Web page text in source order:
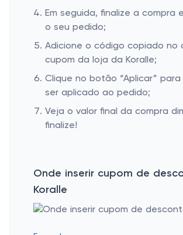
Em seguida, finalize a compra
o seu pedido;
Adicione o código copiado no
cupom da loja da Koralle;
Clique no botão “Aplicar”
ser aplicado ao pedido;
Veja o valor final da compra
finalize!
Onde inserir cupom de
Koralle